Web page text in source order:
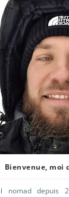
Bienvenue, moi
nomad depuis